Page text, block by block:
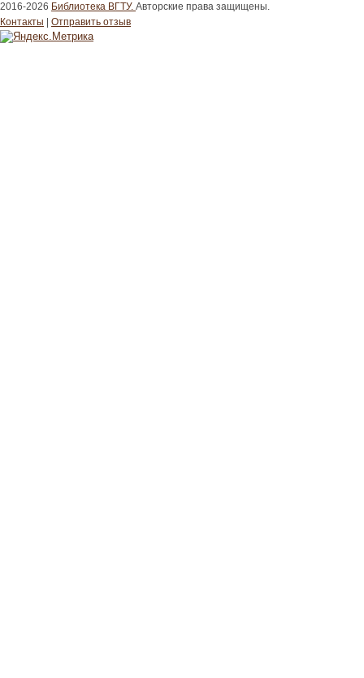
2016-2026 Библиотека ВГТУ. Авторские права защищены.
Контакты
Отправить отзыв